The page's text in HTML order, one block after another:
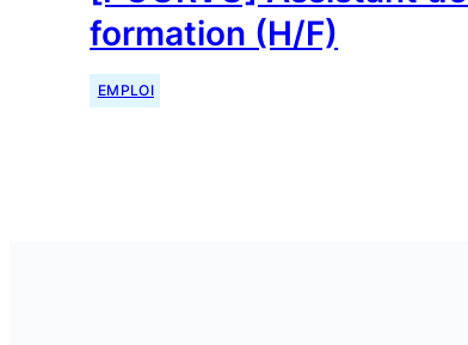
formation (H/F)
EMPLOI